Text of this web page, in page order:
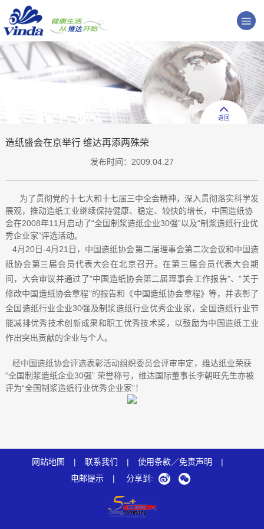
返回
造纸盛会在京举行 维达再添两殊荣
发布时间：2009.04.27
为了贯彻党的十七大和十七届三中全会精神，深入贯彻落实科学发
展观，推动造纸工业继续保持健康、稳定、较快的增长，中国造纸协
会在2008年11月启动了“全国制浆造纸企业30强”以及“制浆造纸行业优
秀企业家”评选活动。
4月20日-4月21日，中国造纸协会第二届理事会第二次会议和中国造
纸协会第三届会员代表大会在北京召开。在第三届会员代表大会期
间，大会审议并通过了"中国造纸协会第二届理事会工作报告"、"关于
修改中国造纸协会章程"的报告和《中国造纸协会章程》等，并表彰了
全国造纸行业企业30强及制浆造纸行业优秀企业家，全国造纸行业节
能减排优秀技术创新成果和职工优秀技术奖，以鼓励为中国造纸工业
作出突出贡献的企业与个人。
经中国造纸协会评选表彰活动组织委员会评审审定，维达纸业荣获
“全国制浆造纸企业30强” 荣誉称号，维达国际董事长李朝旺先生亦被
评为“全国制浆造纸行业优秀企业家”！
网站地图 | 联系我们 | 使用条款／免责声明
|
电邮提示
| 分享到: